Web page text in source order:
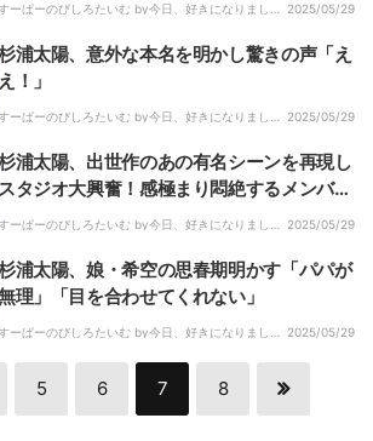
ーぱーのびしろたいむ by今日、好きになりまし
2025/05/29
浦太陽、意外な本名を明かし驚きの声「え
え！」
ーぱーのびしろたいむ by今日、好きになりまし
2025/05/29
浦太陽、出世作のあの有名シーンを再現し
スタジオ大興奮！感極まり悶絶するメンバー
も ーぱーのびしろたいむ by今日、好きになりまし
2025/05/29
浦太陽、娘・希空の思春期明かす「パパが
理」「目を合わせてくれない」
ーぱーのびしろたいむ by今日、好きになりまし
2025/05/29
5 6 7 8